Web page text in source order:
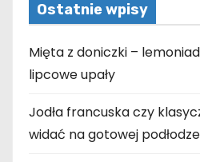
Ostatnie wpisy
Mięta z doniczki –
lipcowe upały
Jodła francuska czy
widać na gotowej podłodze